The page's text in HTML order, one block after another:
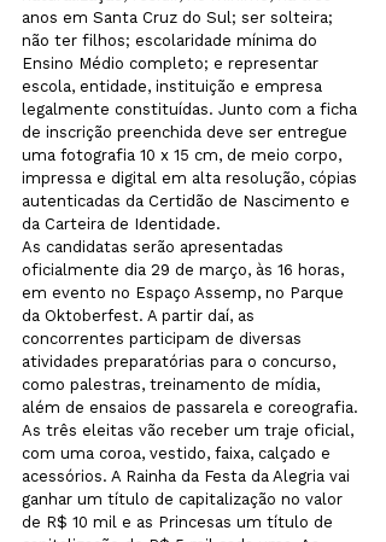
anos em Santa Cruz do Sul; ser solteira;
não ter filhos; escolaridade mínima do
Ensino Médio completo; e representar
escola, entidade, instituição e empresa
legalmente constituídas. Junto com a ficha
de inscrição preenchida deve ser entregue
uma fotografia 10 x 15 cm, de meio corpo,
impressa e digital em alta resolução, cópias
autenticadas da Certidão de Nascimento e
da Carteira de Identidade.
As candidatas serão apresentadas
oficialmente dia 29 de março, às 16 horas,
em evento no Espaço Assemp, no Parque
da Oktoberfest. A partir daí, as
concorrentes participam de diversas
atividades preparatórias para o concurso,
como palestras, treinamento de mídia,
além de ensaios de passarela e coreografia.
As três eleitas vão receber um traje oficial,
com uma coroa, vestido, faixa, calçado e
acessórios. A Rainha da Festa da Alegria vai
ganhar um título de capitalização no valor
de R$ 10 mil e as Princesas um título de